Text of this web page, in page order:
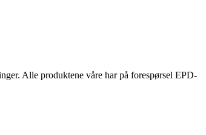
Alle produktene våre har på forespørsel EPD-